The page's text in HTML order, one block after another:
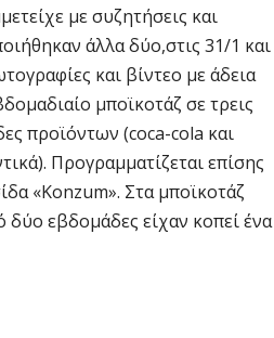
με συζητήσεις και
άλλα δύο,στις 31/1 και
και βίντεο με άδεια
μποϊκοτάζ σε τρεις
προϊόντων (coca-cola και
Προγραμματίζεται επίσης
«Konzum». Στα μποϊκοτάζ
δύο εβδομάδες είχαν κοπεί ένα